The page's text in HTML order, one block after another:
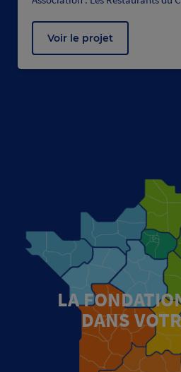
Voir le projet
LA
DANS